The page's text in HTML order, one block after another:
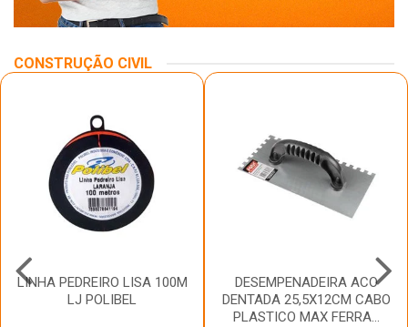
CONSTRUÇÃO CIVIL
LINHA PEDREIRO LISA 100M
LJ POLIBEL
DESEMPENADEIRA ACO
DENTADA 25,5X12CM CABO
PLASTICO MAX FERRA...